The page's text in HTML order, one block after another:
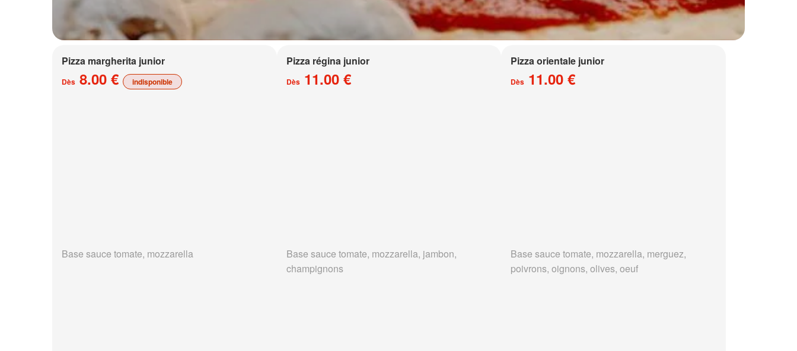
Pizza margherita junior
Dès 8.00 € indisponible
Base sauce tomate, mozzarella
Pizza régina junior
Dès11.00 €
Base sauce tomate, mozzarella, jambon,
champignons
Pizza orientale junior
Dès 11.00 €
Base sauce tomate, mozzarella, merguez,
poivrons, oignons, olives, oeuf